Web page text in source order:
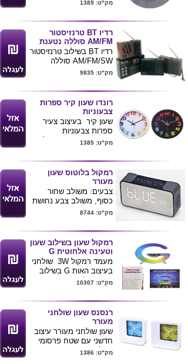
מק"ט: 1389
רדיו BT טרנזיסטור
AM/FM סוללה נטענת
רדיו BT בשילוב טרנזיסטור
AM/FM/SW סוללה
נטענת באיכות גבוהה .
טכנולוגיית TWS .
מידות : 13X4X8 ס"מ
חיבור אוזניות 3.5 מ"מ
טעינה באמצעות USB
כבל כלול .
שרוך נשיאה ידני לחיבור
למכשיר כלול
חשמלי DC5V IN ( לא
כלול )
מק"ט: 9835
רונדו שעון קיר ספרות
צבעוניות
שעון קיר בעיצוב צעיר
ספרות צבעוניות
מגיע ברקע שחור או לבן
מק"ט: 1385
רמקול בלוטוס שעון
מעורר
צבעים: משולב שחור
כסוף, משולב צבע נחושת
מק"ט: 8744
רמקול שעון בשילוב שעון
וטעינה אלחוטית G
מעמד רמקול 3W שולחני
בעיצוב האות G בשילוב
טעינה אלחוטית תאורת
מידות : 15.5x5.5x16
ס״מ
מק"ט: 10307
רנסנס שעון שולחני
מעורר
שעון שולחני מעורר עיצוב
חדשני עם שטח פרסומי
גדול
מק"ט: 1386